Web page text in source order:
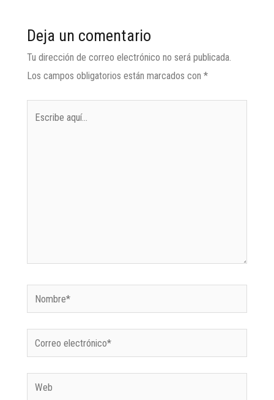
Deja un comentario
Tu dirección de correo electrónico no será publicada.
Los campos obligatorios están marcados con *